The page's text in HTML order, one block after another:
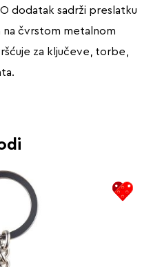
dodatak sadrži preslatku
na čvrstom metalnom
za ključeve, torbe,